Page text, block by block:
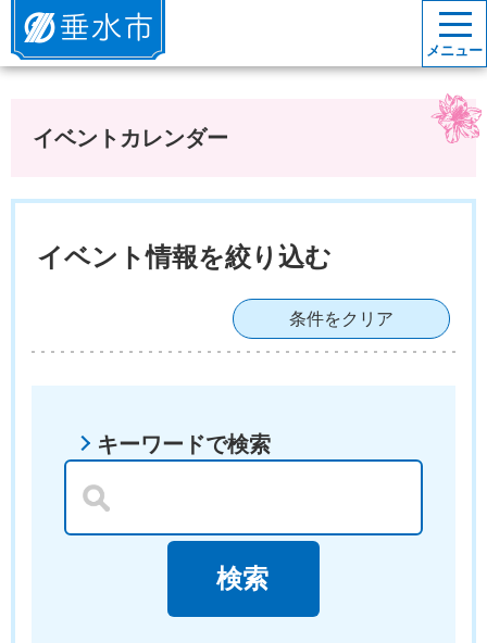
垂水市
メニュー
イベントカレンダー
イベント情報を絞り込む
条件をクリア
キーワードで検索